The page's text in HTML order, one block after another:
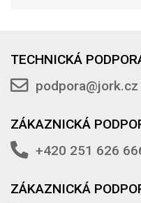
TECHNICKÁ
podpora@jork.cz
ZÁKAZNICKÁ
+420 251 626
ZÁKAZNICKÁ